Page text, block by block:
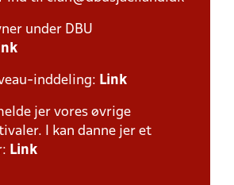
under DBU
inddeling: Link
jer vores øvrige
I kan danne jer et
Link